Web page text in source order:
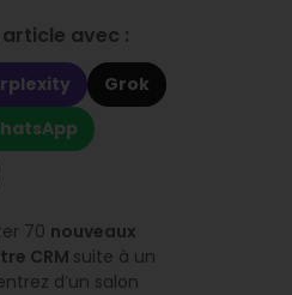
avec :
Grok
70 nouveaux
CRM suite à un
d’un salon